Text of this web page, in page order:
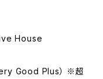
House
Very Good Plus） ※超